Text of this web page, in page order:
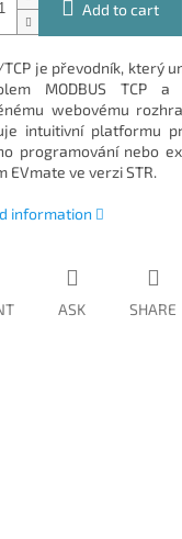
Add to cart
je převodník, který
MODBUS TCP a
webovému
intuitivní platformu
programování nebo
EVmate ve verzi STR.
information
ASK SHARE